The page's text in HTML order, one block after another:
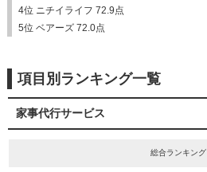
4位 ニチイライフ 72.9点
5位 ベアーズ 72.0点
項目別ランキング一覧
家事代行サービス
総合ランキング